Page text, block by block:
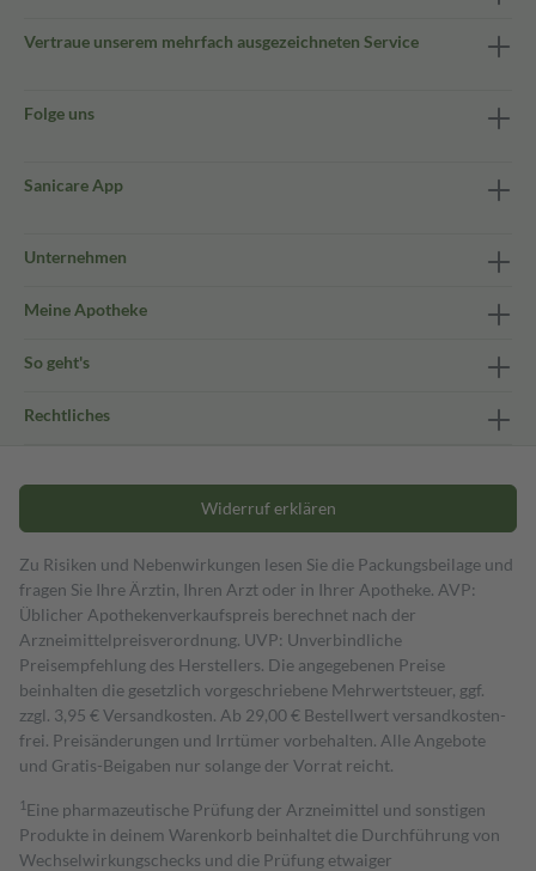
Vertraue unserem mehrfach ausgezeichneten Service
Folge uns
Sanicare App
Unternehmen
Meine Apotheke
So geht's
Rechtliches
Widerruf erklären
Zu Risiken und Nebenwirkungen lesen Sie die Packungsbeilage und
fragen Sie Ihre Ärztin, Ihren Arzt oder in Ihrer Apotheke. AVP:
Üblicher Apothekenverkaufspreis berechnet nach der
Arzneimittelpreisverordnung. UVP: Unverbindliche
Preisempfehlung des Herstellers. Die angegebenen Preise
beinhalten die gesetzlich vorgeschriebene Mehrwertsteuer, ggf.
zzgl. 3,95 € Versandkosten. Ab 29,00 € Bestell­wert versand­kosten­
frei. Preisänderungen und Irrtümer vorbehalten. Alle Angebote
und Gratis-Beigaben nur solange der Vorrat reicht.
1 Eine pharmazeutische Prüfung der Arzneimittel und sonstigen
Produkte in deinem Warenkorb beinhaltet die Durchführung von
Wechselwirkungschecks und die Prüfung etwaiger